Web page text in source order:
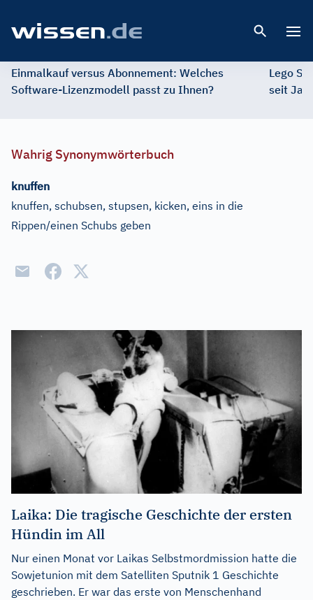
Einmalkauf versus Abonnement: Welches
Software-Lizenzmodell passt zu Ihnen?
Lego
seit
Wahrig Synonymwörterbuch
knuffen
knuffen, schubsen, stupsen, kicken, eins in die
Rippen/einen Schubs geben
Laika: Die tragische Geschichte der ersten
Hündin im All
Nur einen Monat vor Laikas Selbstmordmission hatte die
Sowjetunion mit dem Satelliten Sputnik 1 Geschichte
geschrieben. Er war das erste von Menschenhand